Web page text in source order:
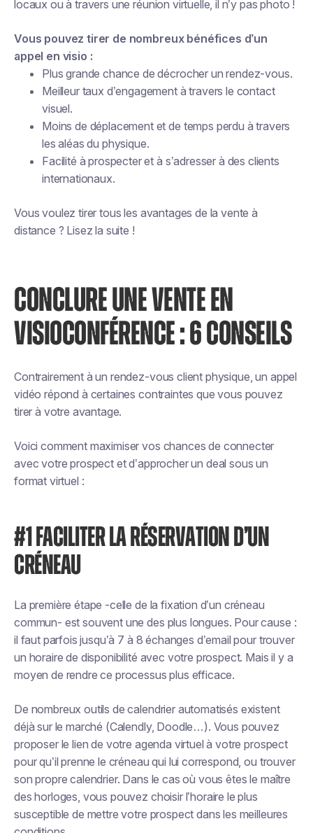
locaux ou à travers une réunion virtuelle, il n’y pas photo !
Vous pouvez tirer de nombreux bénéfices d’un
appel en visio :
Plus grande chance de décrocher un rendez-vous.
Meilleur taux d’engagement à travers le contact
visuel.
Moins de déplacement et de temps perdu à travers
les aléas du physique.
Facilité à prospecter et à s’adresser à des clients
internationaux.
Vous voulez tirer tous les avantages de la vente à
distance ? Lisez la suite !
CONCLURE UNE VENTE EN
VISIOCONFÉRENCE : 6 CONSEILS
Contrairement à un rendez-vous client physique, un appel
vidéo répond à certaines contraintes que vous pouvez
tirer à votre avantage.
Voici comment maximiser vos chances de connecter
avec votre prospect et d’approcher un deal sous un
format virtuel :
#1 FACILITER LA RÉSERVATION D’UN
CRÉNEAU
La première étape -celle de la fixation d’un créneau
commun- est souvent une des plus longues. Pour cause :
il faut parfois jusqu’à 7 à 8 échanges d’email pour trouver
un horaire de disponibilité avec votre prospect. Mais il y a
moyen de rendre ce processus plus efficace.
De nombreux outils de calendrier automatisés existent
déjà sur le marché (Calendly, Doodle…). Vous pouvez
proposer le lien de votre agenda virtuel à votre prospect
pour qu’il prenne le créneau qui lui correspond, ou trouver
son propre calendrier. Dans le cas où vous êtes le maître
des horloges, vous pouvez choisir l’horaire le plus
susceptible de mettre votre prospect dans les meilleures